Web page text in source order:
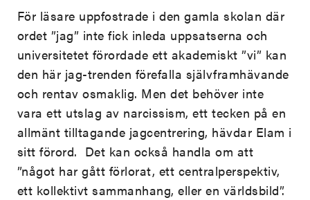
För läsare uppfostrade i den gamla skolan där
ordet ”jag” inte fick inleda uppsatserna och
universitetet förordade ett akademiskt ”vi” kan
den här jag-trenden förefalla självframhävande
och rentav osmaklig. Men det behöver inte
vara ett utslag av narcissism, ett tecken på en
allmänt tilltagande jagcentrering, hävdar Elam i
sitt förord. Det kan också handla om att
”något har gått förlorat, ett centralperspektiv,
ett kollektivt sammanhang, eller en världsbild”.